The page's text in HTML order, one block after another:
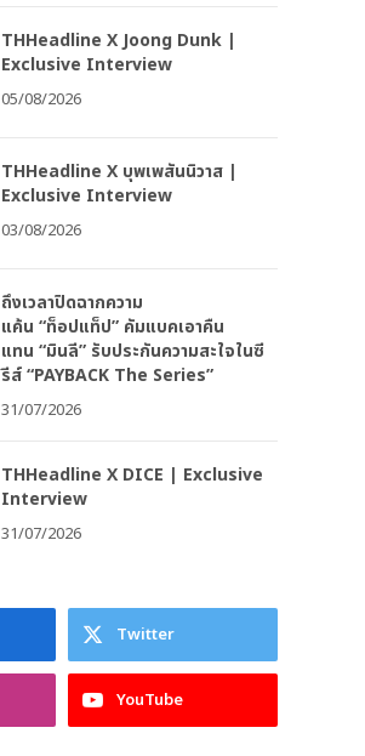
THHeadline X Joong Dunk |
Exclusive Interview
05/08/2026
THHeadline X บุพเพสันนิวาส |
Exclusive Interview
03/08/2026
ถึงเวลาปิดฉากความ
แค้น “ท็อปแท็ป” คัมแบคเอาคืน
แทน “มินลี” รับประกันความสะใจในซี
รีส์ “PAYBACK The Series”
31/07/2026
THHeadline X DICE | Exclusive
Interview
31/07/2026
Twitter
YouTube